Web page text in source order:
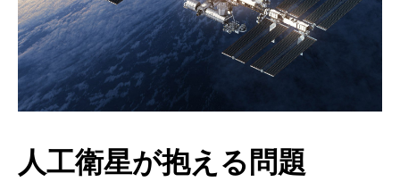
人工衛星が抱える問題